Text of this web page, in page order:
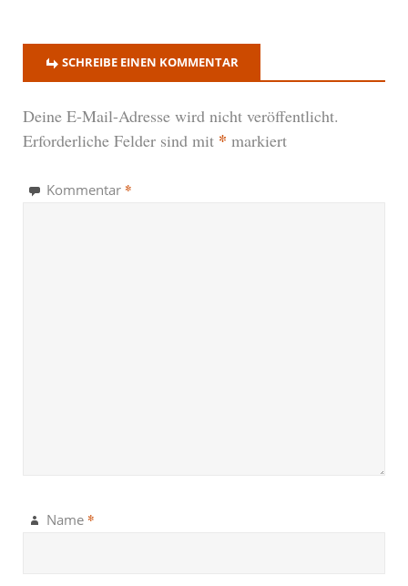
SCHREIBE EINEN KOMMENTAR
Deine E-Mail-Adresse wird nicht veröffentlicht.
Erforderliche Felder sind mit * markiert
Kommentar *
Name *